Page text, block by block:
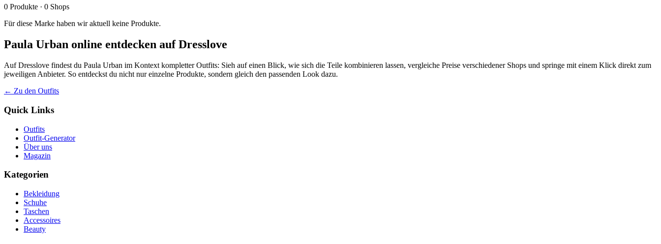
0 Produkte · 0 Shops
Für diese Marke haben wir aktuell keine Produkte.
Paula Urban online entdecken auf Dresslove
Auf Dresslove findest du Paula Urban im Kontext kompletter Outfits: Sieh auf einen Blick, wie sich die Teile kombinieren lassen, vergleiche Preise verschiedener Shops und springe mit einem Klick direkt zum
jeweiligen Anbieter. So entdeckst du nicht nur einzelne Produkte, sondern gleich den passenden Look dazu.
← Zu den Outfits
Quick Links
Outfits
Outfit-Generator
Über uns
Magazin
Kategorien
Bekleidung
Schuhe
Taschen
Accessoires
Beauty